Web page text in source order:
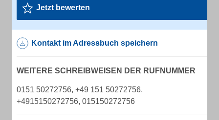
Jetzt bewerten
Kontakt im Adressbuch speichern
WEITERE SCHREIBWEISEN DER RUFNUMMER
0151 50272756, +49 151 50272756,
+4915150272756, 015150272756